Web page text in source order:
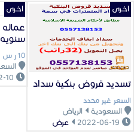
تسديد قروض بنكية سداد
السعر غير محدد
السعودية
الرياض
عرض
اخـرى
عماله
سنويه
10 ر س
2025-12-10
اخـرى